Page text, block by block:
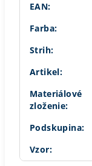
EAN:
Farba:
Strih:
Artikel:
Materiálové
zloženie:
Podskupina:
Vzor: